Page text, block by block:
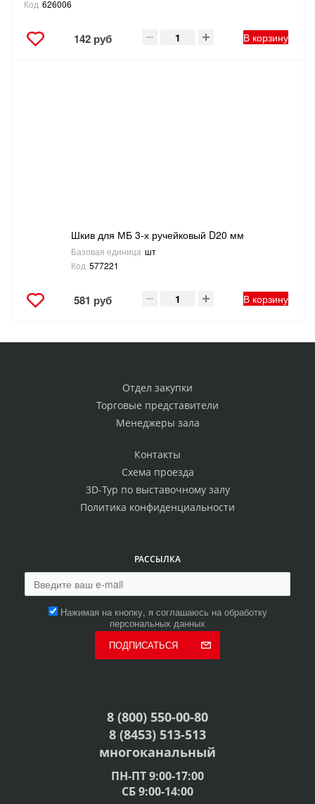
Код 626006
142 руб В корзину
Шкив для МБ 3-х ручейковый D20 мм
Базовая единица шт
Код 577221
581 руб В корзину
Отдел закупки
Торговые представители
Менеджеры зала
Контакты
Схема проезда
3D-Тур по выставочному залу
Политика конфиденциальности
РАССЫЛКА
Нажимая на кнопку, я соглашаюсь на обработку
персональных данных
ПОДПИСАТЬСЯ
8 (800) 550-00-80
8 (8453) 513-513
многоканальный
ПН-ПТ 9:00-17:00
СБ 9:00-14:00